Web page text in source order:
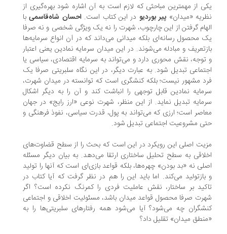
از مهمترین مباحثی که لازم است به آن اشاره شود بهره‌گیری از
«میدان»پیر بوردیودر این کتاب است. احسان شاه‌قاسمیبا
گرفتن از این چارچوب، شهرت را نه یک ویژگی شخصی و نه صرفا
محصول رسانه‌ای بلکه میدانی می‌داند که در آن انواع سرمایه‌ها
و مبادله می‌شوند. در این میدان سرمایه نمادین یعنی اعتبار
نقش محوری دارد و می‌تواند به سرمایه اقتصادی، سیاسی یا
تبدیل شود. به عبارت دیگر، در این نگاه سلبریتی صرفا یک
مشهور نیست؛ بلکه کنشگری است که توانسته در میدان شهرت،
نمادین قابل توجهی را انباشت کند و آن را به دیگر اشکال
تبدیل نماید. از این منظر، شهرت نوعی «ارز رایج» در جهان
است؛ ارزی که می‌تواند به پول، قدرت سیاسی، نفوذ فرهنگی و
مشروعیت اجتماعی تبدیل شود.
اصلی این رویکرد در این است که بحث را از سطح قضاوت‌های
به سطح تحلیل ساختاری ارتقا می‌دهد. به بیان دیگر مسئله
نه «بد بودن» چهره‌ها، بلکه قواعد بازی‌ای است که آنها را تولید
می‌کند. اما باید این را هم در نظر گرفت که آیا کتاب در
بر ساختار، نقش عاملیت فردی را کمرنگ نکرده است؟ اگر
صرفا محصول قواعد میدان باشد، مسئولیت اخلاقی و اجتماعی
چه می‌شود؟ آیا می‌شود همه رفتارهای سلبریتی‌ها را به
میدان» تقلیل داد؟